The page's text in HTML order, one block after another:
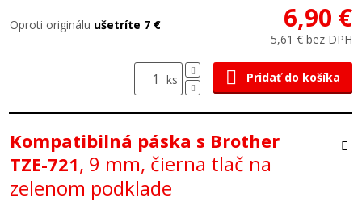
Oproti originálu ušetríte 7 € 6,90 €
5,61 € bez DPH
ks Pridať do košíka
Kompatibilná páska s Brother
TZE-721, 9 mm, čierna tlač na
zelenom podklade